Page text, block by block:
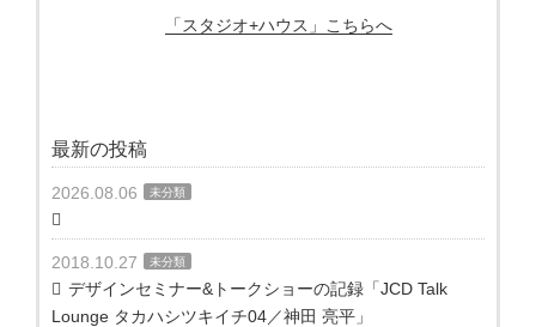
「スタジオ+ハウス」こちらへ
最新の投稿
2026.08.06 未分類
2018.10.27 未分類
デザインセミナー&トークショーの記録「JCD Talk
Lounge タカハシツキイチ04／神田 亮平」